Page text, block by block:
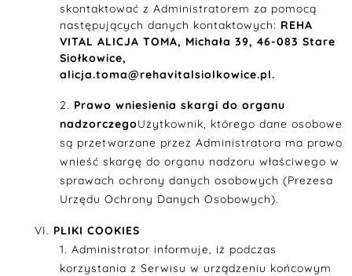
skontaktować z Administratorem za pomocą
następujących danych kontaktowych: REHA
VITAL ALICJA TOMA, Michała 39, 46-083 Stare
Siołkowice,
alicja.toma@rehavitalsiolkowice.pl.
Prawo wniesienia skargi do organu
nadzorczegoUżytkownik, którego dane osobowe
są przetwarzane przez Administratora ma prawo
wnieść skargę do organu nadzoru właściwego w
sprawach ochrony danych osobowych (Prezesa
Urzędu Ochrony Danych Osobowych).
PLIKI COOKIES
Administrator informuje, iż podczas
korzystania z Serwisu w urządzeniu końcowym